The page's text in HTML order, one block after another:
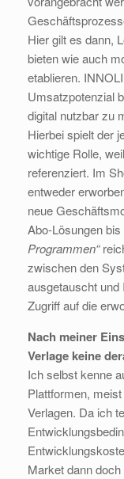
Hier gilt es dann,
bieten wie auch
etablieren.
Umsatzpotenzial
digital nutzbar zu
Hierbei spielt der
wichtige Rolle,
referenziert. Im
entweder
neue
Abo-Lösungen
Programmen“
zwischen den
ausgetauscht und
Zugriff auf die
Nach meiner
Verlage keine
Ich selbst kenne
Plattformen,
Verlagen. Da ich
Market dann